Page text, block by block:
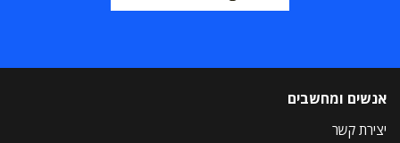
אנשים ומחשבים
יצירת קשר